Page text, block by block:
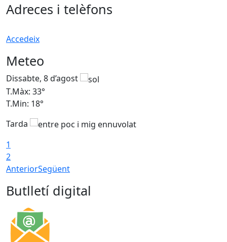
Adreces i telèfons
Accedeix
Meteo
Dissabte, 8 d’agost
T.Màx: 33°
T.Min: 18°
Tarda
1
2
AnteriorSegüent
Butlletí digital